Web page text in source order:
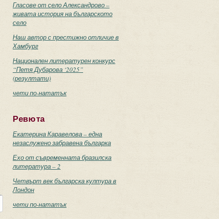
Гласове от село Александрово –
живата история на българското
село
Наш автор с престижно отличие в
Хамбург
Национален литературен конкурс
“Петя Дубарова ‘2025”
(резултати)
чети по-нататък
Ревюта
Екатерина Каравелова – една
незаслужено забравена българка
Ехо от съвременната бразилска
литература – 2
Четвърт век българска култура в
Лондон
чети по-нататък